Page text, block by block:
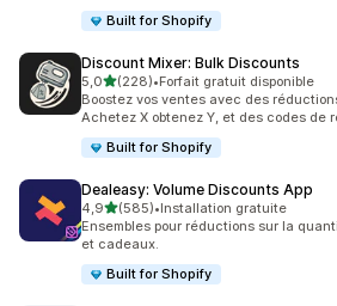
Built for Shopify
Discount Mixer: Bulk Discounts
5,0étoile(s) sur 5
(228)
228 avis au total
•Forfait gratuit disponible
Boostez vos ventes avec des
Achetez X obtenez Y, et des codes de
Built for Shopify
Dealeasy: Volume Discounts App
4,9étoile(s) sur 5
(585)
585 avis au total
•Installation gratuite
Ensembles pour réductions sur la
et cadeaux.
Built for Shopify